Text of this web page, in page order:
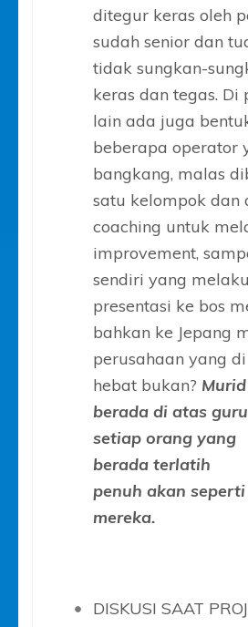
ditegur keras oleh
sudah senior dan
tidak sungkan-
keras dan tegas. Di
lain ada juga
beberapa operator
bangkang, malas
satu kelompok dan
coaching untuk
improvement,
sendiri yang
presentasi ke bos
bahkan ke Jepang
perusahaan yang
hebat bukan?
berada di atas
setiap orang yang
berada terlatih
penuh akan
mereka.
DISKUSI SAAT